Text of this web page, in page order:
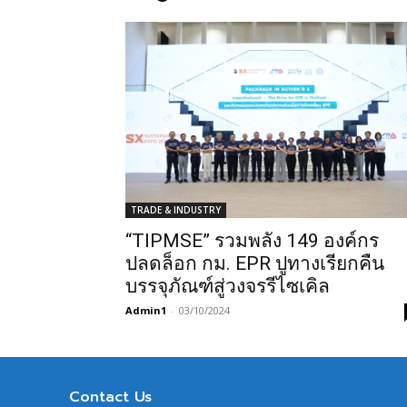
TRADE & INDUSTRY
“TIPMSE” รวมพลัง 149 องค์กร
ปลดล็อก กม. EPR ปูทางเรียกคืน
บรรจุภัณฑ์สู่วงจรรีไซเคิล
Admin1 - 03/10/2024
Contact Us